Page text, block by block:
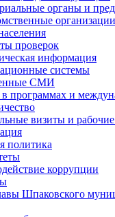
органы и
организации
проверок
информация
системы
СМИ
в программах и
визиты и рабочие
политика
коррупции
Шпаковского